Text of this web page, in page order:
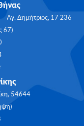
Δημήτριος, 17 236
67)
54644